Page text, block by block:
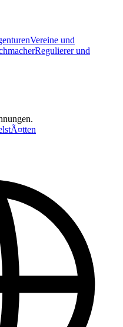
Vereine und
Regulierer und